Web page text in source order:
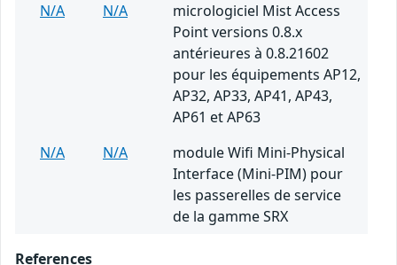
N/A
N/A
micrologiciel Mist Access
Point versions 0.8.x
antérieures à 0.8.21602
pour les équipements AP12,
AP32, AP33, AP41, AP43,
AP61 et AP63
N/A
N/A
module Wifi Mini-Physical
Interface (Mini-PIM) pour
les passerelles de service
de la gamme SRX
References